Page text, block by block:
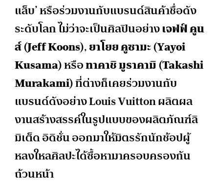
แล็บ’ หรือร่วมงานกับแบรนด์สินค้าชื่อดัง
ระดับโลก ไม่ว่าจะเป็นศิลปินอย่างเจฟฟ์ คูน
ส์ (Jeff Koons),ยาโยย คูซามะ (Yayoi
Kusama)หรือทาคาชิ มูราคามิ (Takashi
Murakami)ที่ต่างก็เคยร่วมงานกับ
แบรนด์ดังอย่าง Louis Vuitton ผลิตผล
งานสร้างสรรค์ในรูปแบบของผลิตภัณฑ์ลิ
มิเต็ด อิดิชั่น ออกมาให้มิตรรักนักช้อปผู้
หลงใหลศิลปะได้ซื้อหามาครอบครองกัน
ถ้วนหน้า